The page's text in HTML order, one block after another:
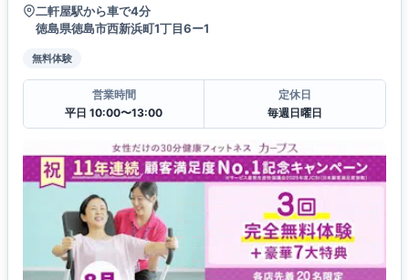
二軒屋駅から車で4分
徳島県徳島市西新浜町1丁目6ー1
無料体験
営業時間
平日 10:00〜13:00
定休日
毎週日曜日